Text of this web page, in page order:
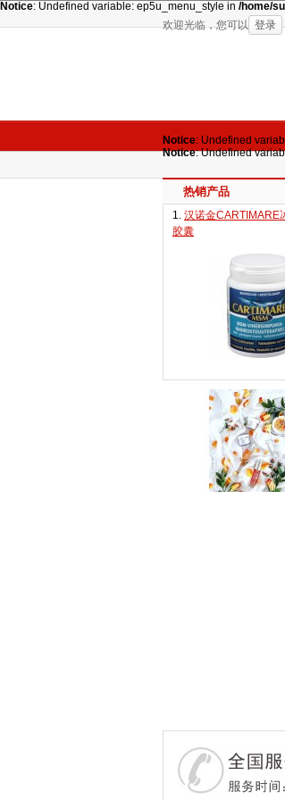
Notice: Undefined variable: ep5u_menu_style in /home/
欢迎光临，您可以 登录
Notice: Undefined
Notice: Undefined
热销产品
1. 汉诺金CARTIMARE
胶囊